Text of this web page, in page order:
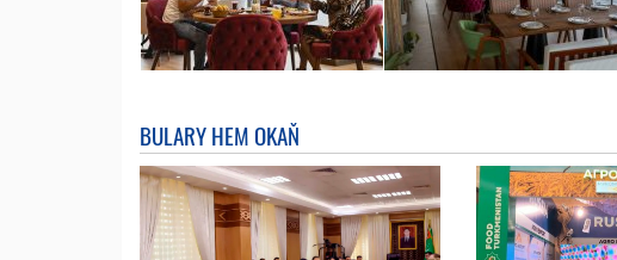
BULARY HEM OKAŇ